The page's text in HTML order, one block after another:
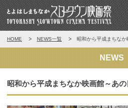
とよはしまちなかスロータウン映
画祭
HOME NEWS一覧 昭和から平成まちな
NEWS
昭和から平成まちなか映画館～あ